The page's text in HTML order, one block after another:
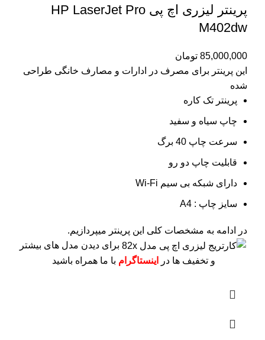
پرینتر لیزری اچ پی HP LaserJet Pro
M402dw
85,000,000 تومان
این پرینتر برای مصرف در ادارات و مصارف خانگی طراحی
شده
پرینتر تک کاره
چاپ سیاه و سفید
سرعت چاپ 40 برگ
قابلیت چاپ دو رو
دارای شبکه بی سیم Wi-Fi
سایز چاپ : A4
در ادامه به مشخصات کلی این پرینتر میپردازیم.
برای دیدن مدل های بیشتر
و تخفیف ها در
اینستاگرام با ما همراه باشید